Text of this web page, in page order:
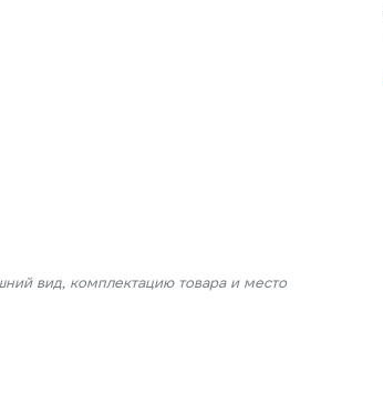
вид, комплектацию товара и место